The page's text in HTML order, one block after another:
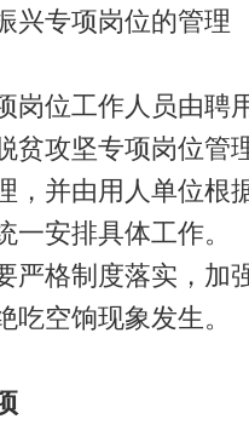
兴专项岗位的管理
岗位工作人员由聘
贫攻坚专项岗位管
，并由用人单位根
一安排具体工作。
严格制度落实，加
吃空饷现象发生。